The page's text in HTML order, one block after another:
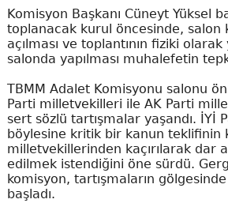
Komisyon Başkanı Cüneyt Yüksel
toplanacak kurul öncesinde, salon
açılması ve toplantının fiziki
salonda yapılması muhalefetin
TBMM Adalet Komisyonu salonu
Parti milletvekilleri ile AK Parti
sert sözlü tartışmalar yaşandı. İYİ
böylesine kritik bir kanun teklifinin
milletvekillerinden kaçırılarak dar
edilmek istendiğini öne sürdü.
komisyon, tartışmaların
başladı.